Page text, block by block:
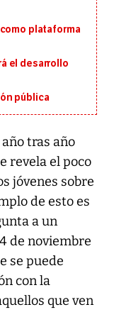
plataforma
el desarrollo
pública
tras año
revela el poco
jóvenes sobre
de esto es
a un
de noviembre
se puede
con la
que ven